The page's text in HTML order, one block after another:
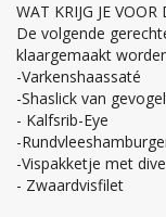
WAT KRIJG JE
De volgende
klaargemaakt
-Varkenshaassaté
-Shaslick van
- Kalfsrib-Eye
-
-Vispakketje met
- Zwaardvisfilet